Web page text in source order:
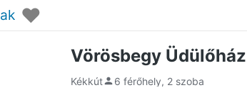
♥
Vörösbegy
Kékkút 6 férőhely, 2 szoba